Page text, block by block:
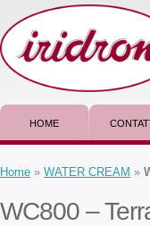
HOME
Home » WATER CREAM »
WC800 –